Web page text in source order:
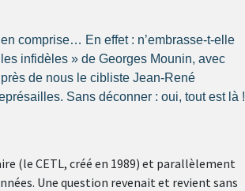
comprise… En effet : n’embrasse-t-elle
infidèles » de Georges Mounin, avec
de nous le cibliste Jean-René
Sans déconner : oui, tout est là !
(le CETL, créé en 1989) et parallèlement
Une question revenait et revient sans